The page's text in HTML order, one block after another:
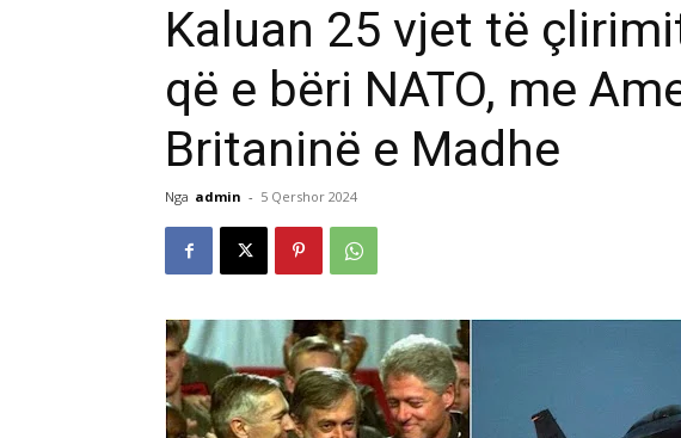
Kaluan 25 vjet të
që e bëri NATO, me
Britaninë e Madhe
Nga admin - 5 Qershor 2024